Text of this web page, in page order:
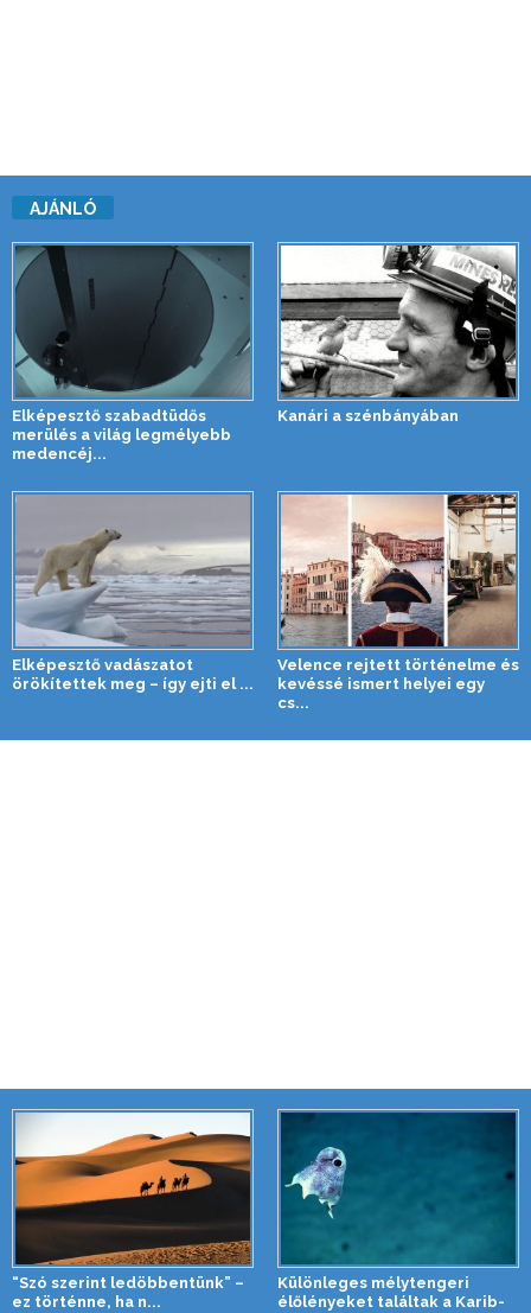
AJÁNLÓ
Elképesztő szabadtüdős
merülés a világ legmélyebb
medencéj...
Kanári a szénbányában
Elképesztő vadászatot
örökítettek meg – így ejti el ...
Velence rejtett történelme és
kevéssé ismert helyei egy
cs...
“Szó szerint ledöbbentünk” –
ez történne, ha n...
Különleges mélytengeri
élőlényeket találtak a Karib-